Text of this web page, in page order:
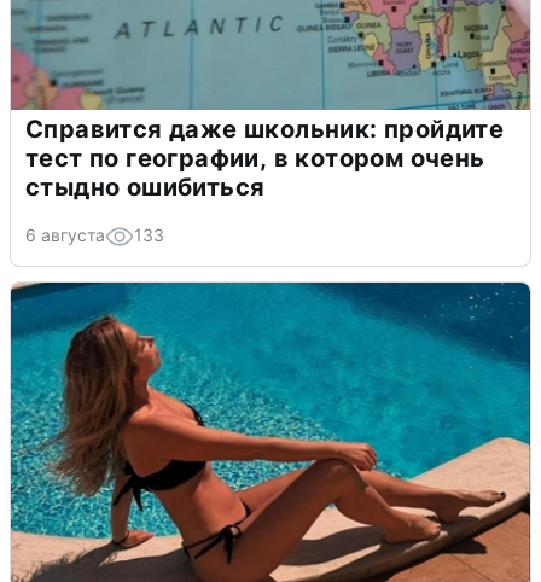
Справится даже школьник: пройдите
тест по географии, в котором очень
стыдно ошибиться
6 августа 133